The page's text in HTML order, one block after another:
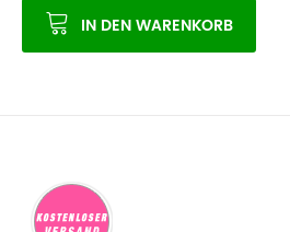
IN DEN WARENKORB